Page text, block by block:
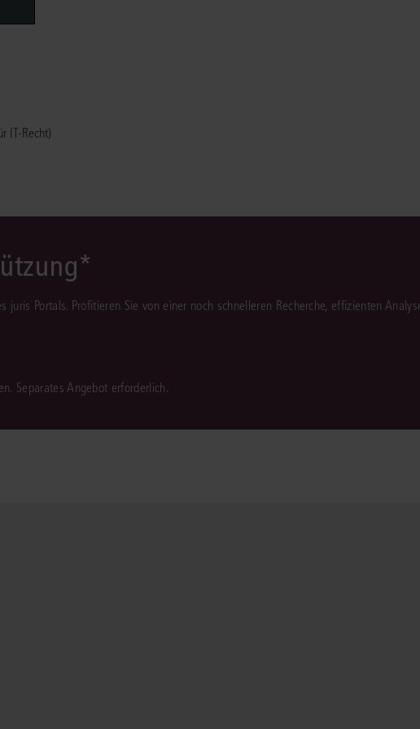
IT-Recht)
Portals. Profitieren Sie von einer noch schnelleren Recherche, effizienten
Separates Angebot erforderlich.